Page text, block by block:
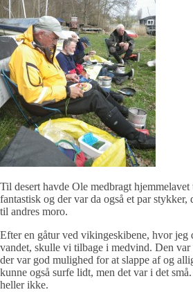
Til desert havde Ole medbragt
fantastisk og der var da også et par
til andres moro.
Efter en gåtur ved vikingeskibene, hvor jeg
vandet, skulle vi tilbage i medvind. Den var
der var god mulighed for at slappe af og
kunne også surfe lidt, men det var i det
heller ikke.